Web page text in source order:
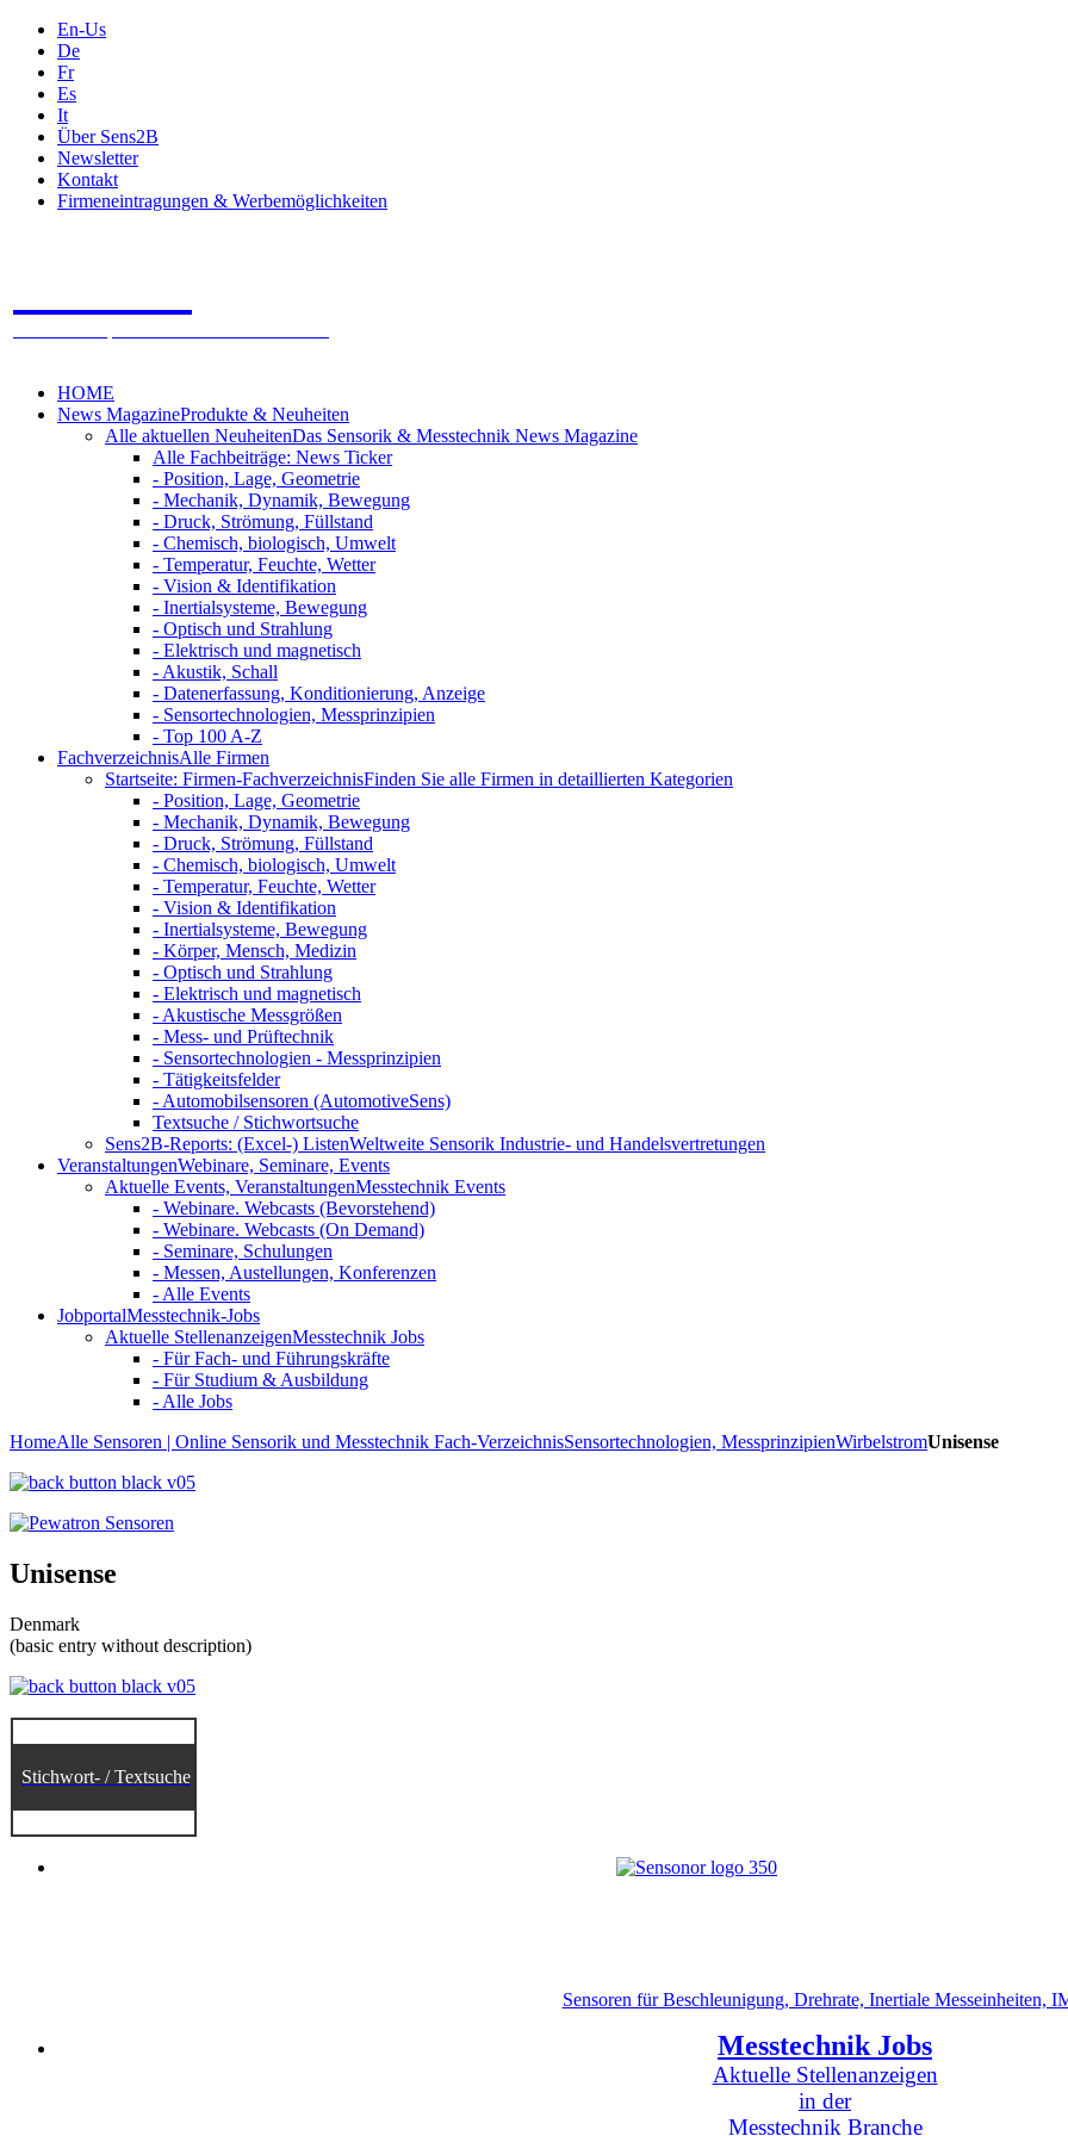
En-Us
De
Fr
Es
It
Über Sens2B
Newsletter
Kontakt
Firmeneintragungen & Werbemöglichkeiten
HOME
News MagazineProdukte & Neuheiten
Alle aktuellen NeuheitenDas Sensorik & Messtechnik News Magazine
Alle Fachbeiträge: News Ticker
- Position, Lage, Geometrie
- Mechanik, Dynamik, Bewegung
- Druck, Strömung, Füllstand
- Chemisch, biologisch, Umwelt
- Temperatur, Feuchte, Wetter
- Vision & Identifikation
- Inertialsysteme, Bewegung
- Optisch und Strahlung
- Elektrisch und magnetisch
- Akustik, Schall
- Datenerfassung, Konditionierung, Anzeige
- Sensortechnologien, Messprinzipien
- Top 100 A-Z
FachverzeichnisAlle Firmen
Startseite: Firmen-FachverzeichnisFinden Sie alle Firmen in detaillierten Kategorien
- Position, Lage, Geometrie
- Mechanik, Dynamik, Bewegung
- Druck, Strömung, Füllstand
- Chemisch, biologisch, Umwelt
- Temperatur, Feuchte, Wetter
- Vision & Identifikation
- Inertialsysteme, Bewegung
- Körper, Mensch, Medizin
- Optisch und Strahlung
- Elektrisch und magnetisch
- Akustische Messgrößen
- Mess- und Prüftechnik
- Sensortechnologien - Messprinzipien
- Tätigkeitsfelder
- Automobilsensoren (AutomotiveSens)
Textsuche / Stichwortsuche
Sens2B-Reports: (Excel-) ListenWeltweite Sensorik Industrie- und Handelsvertretungen
VeranstaltungenWebinare, Seminare, Events
Aktuelle Events, VeranstaltungenMesstechnik Events
- Webinare. Webcasts (Bevorstehend)
- Webinare. Webcasts (On Demand)
- Seminare, Schulungen
- Messen, Austellungen, Konferenzen
- Alle Events
JobportalMesstechnik-Jobs
Aktuelle StellenanzeigenMesstechnik Jobs
- Für Fach- und Führungskräfte
- Für Studium & Ausbildung
- Alle Jobs
HomeAlle Sensoren | Online Sensorik und Messtechnik Fach-VerzeichnisSensortechnologien, MessprinzipienWirbelstromUnisense
Unisense
Denmark
(basic entry without description)
Stichwort- / Textsuche
Sensoren für Beschleunigung, Drehrate, Inertiale Messeinheiten,
Messtechnik Jobs
Aktuelle Stellenanzeigen
in der
Messtechnik Branche